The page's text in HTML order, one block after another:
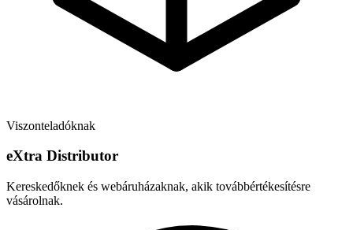
Viszonteladóknak
eXtra Distributor
Kereskedőknek és webáruházaknak, akik továbbértékesítésre
vásárolnak.